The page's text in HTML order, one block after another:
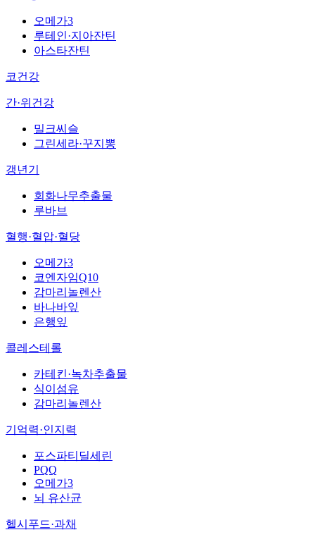
오메가3
루테인·지아잔틴
아스타잔틴
코건강
간·위건강
밀크씨슬
그린세라·꾸지뽕
갱년기
회화나무추출물
루바브
혈행·혈압·혈당
오메가3
코엔자임Q10
감마리놀렌산
바나바잎
은행잎
콜레스테롤
카테킨·녹차추출물
식이섬유
감마리놀렌산
기억력·인지력
포스파티딜세린
PQQ
오메가3
뇌 유산균
헬시푸드·과채